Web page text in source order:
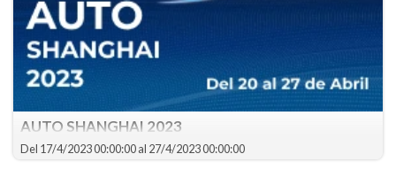
AUTO SHANGHAI 2023
AUTO SHANGHAI 2023
Del 17/4/2023 00:00:00al 27/4/2023 00:00:00